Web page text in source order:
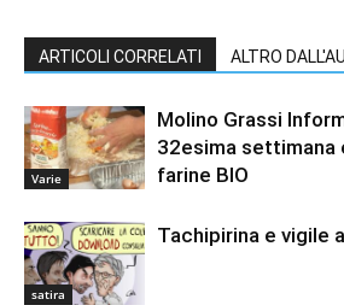
ARTICOLI CORRELATI ALTRO
Varie
Molino Grassi
32esima settimana
farine BIO
satira
Tachipirina e vigile